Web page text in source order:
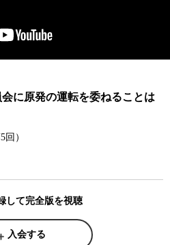
に原発の運転を委ねることは
回）
して完全版を視聴
入会する